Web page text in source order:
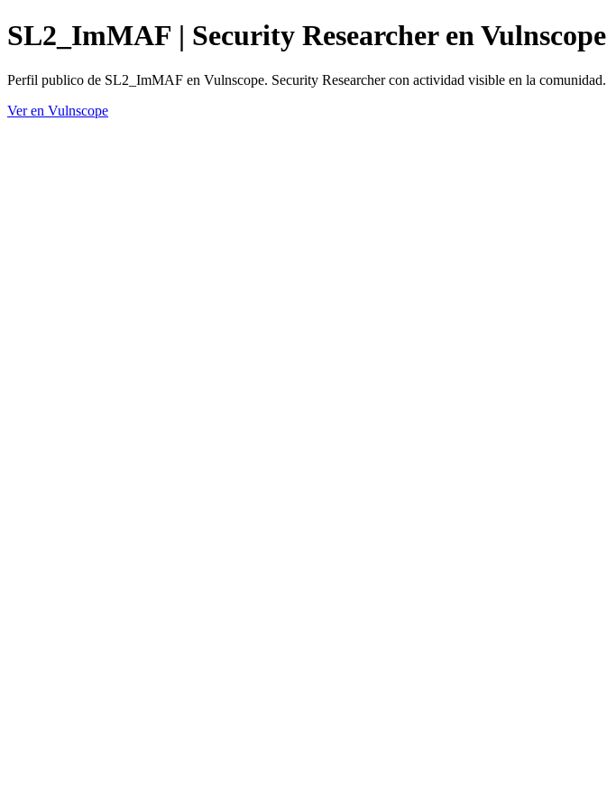
SL2_ImMAF | Security Researcher en Vulnscope
Perfil publico de SL2_ImMAF en Vulnscope. Security Researcher con actividad visible en la comunidad.
Ver en Vulnscope